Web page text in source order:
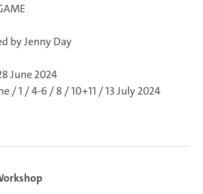
by Jenny Day
June 2024
/ 1 / 4-6 / 8 / 10+11 / 13 July 2024